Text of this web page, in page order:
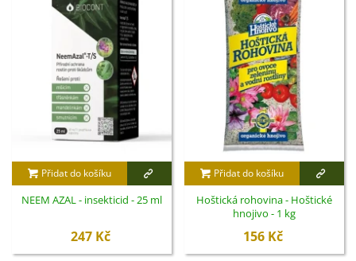
Přidat do košíku
NEEM AZAL - insekticid - 25 ml
247 Kč
Přidat do košíku
Hoštická rohovina - Hoštické
hnojivo - 1 kg
156 Kč